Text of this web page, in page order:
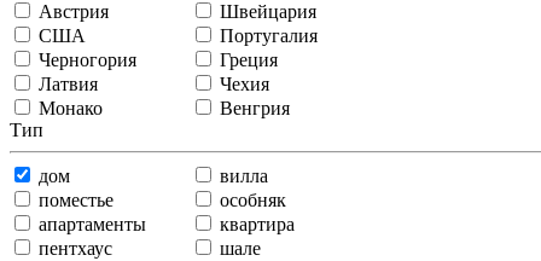
Австрия
Швейцария
США
Португалия
Черногория
Греция
Латвия
Чехия
Монако
Венгрия
Тип
дом
вилла
поместье
особняк
апартаменты
квартира
пентхаус
шале